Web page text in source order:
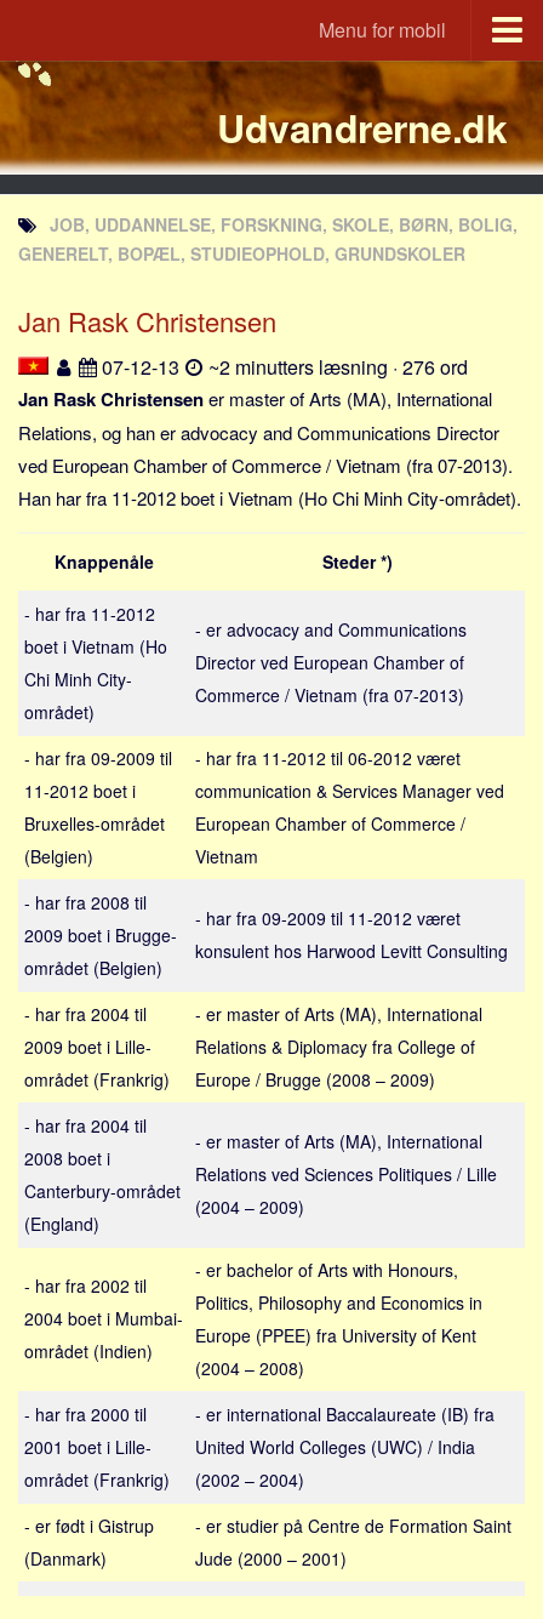
Menu for mobil
Portal
Udvandrerne.dk
Utvandrerne.no
Utvandrarna.se
Tyskland.dk
Rusland.dk
JLKM.dk
Lande
Tyrkiet
Spanien
Sverige
Norge
Thailand
Grækenland
USA
Nøgleord
Bolig
Job
Virksomhed
Investering
Pension og opsparing
Forbrug
Social sikring og sundhed
Transport
Alle
Aspekter
Køb og salg
Økonomi
Jura og regler
Skatter og afgifter
Statistik
Praktisk
Alle
Meta
Dokumenttyper
Udvandrerne.dk
JOB, UDDANNELSE, FORSKNING, SKOLE, BØRN, BOLIG,
GENERELT, BOPÆL, STUDIEOPHOLD, GRUNDSKOLER
Jan Rask Christensen
07-12-13 ~2 minutters læsning · 276 ord
Jan Rask Christensener master of Arts (MA), International
Relations, og han er advocacy and Communications Director
ved European Chamber of Commerce / Vietnam (fra 07-2013).
Han har fra 11-2012 boet i Vietnam (Ho Chi Minh City-området).
Knappenåle Steder *)
- har fra 11-2012
boet i Vietnam (Ho
Chi Minh City-
området)
- er advocacy and Communications
Director ved European Chamber of
Commerce / Vietnam (fra 07-2013)
- har fra 09-2009 til
11-2012 boet i
Bruxelles-området
(Belgien)
- har fra 11-2012 til 06-2012 været
communication & Services Manager ved
European Chamber of Commerce /
Vietnam
- har fra 2008 til
2009 boet i Brugge-
området (Belgien)
- har fra 09-2009 til 11-2012 været
konsulent hos Harwood Levitt Consulting
- har fra 2004 til
2009 boet i Lille-
området (Frankrig)
- er master of Arts (MA), International
Relations & Diplomacy fra College of
Europe / Brugge (2008 – 2009)
- har fra 2004 til
2008 boet i
Canterbury-området
(England)
- er master of Arts (MA), International
Relations ved Sciences Politiques / Lille
(2004 – 2009)
- har fra 2002 til
2004 boet i Mumbai-
området (Indien)
- er bachelor of Arts with Honours,
Politics, Philosophy and Economics in
Europe (PPEE) fra University of Kent
(2004 – 2008)
- har fra 2000 til
2001 boet i Lille-
området (Frankrig)
- er international Baccalaureate (IB) fra
United World Colleges (UWC) / India
(2002 – 2004)
- er født i Gistrup
(Danmark)
- er studier på Centre de Formation Saint
Jude (2000 – 2001)